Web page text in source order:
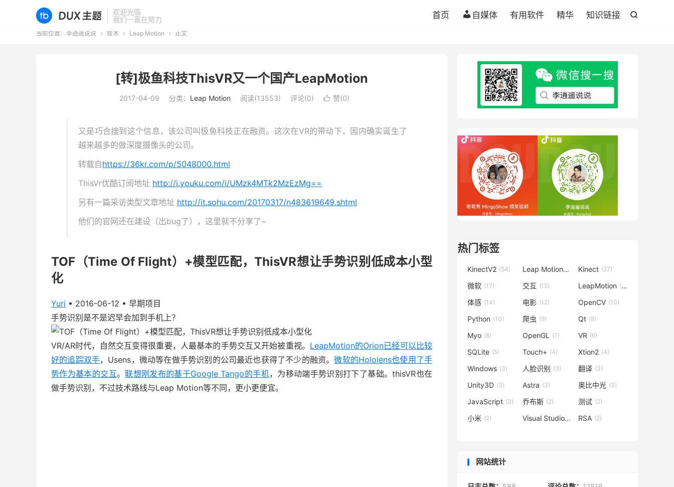
欢迎光临
我们一直在努力

首页 自媒体 有用软件 精华 知识链接
当前位置： 李逍遥说说  技术  Leap Motion  正文
[转]极鱼科技ThisVR又一个国产LeapMotion
2017-04-09 分类： Leap Motion 阅读(13553) 评论(0)  赞(0)
又是巧合搜到这个信息，该公司叫极鱼科技正在融资。这次在VR的带动下，国内确实诞生了
越来越多的做深度摄像头的公司。
转载自https://36kr.com/p/5048000.html
ThisVr优酷订阅地址 http://i.youku.com/i/UMzk4MTk2MzEzMg==
另有一篇采访类型文章地址 http://it.sohu.com/20170317/n483619649.shtml
他们的官网还在建设（出bug了），这里就不分享了~
TOF（Time Of Flight）+模型匹配，ThisVR想让手势识别低成本小型
化
Yuri • 2016-06-12 • 早期项目
手势识别是不是迟早会加到手机上？
VR/AR时代，自然交互变得很重要，人最基本的手势交互又开始被重视。 LeapMotion的Orion已经可以比较
好的追踪双手，Usens，微动等在做手势识别的公司最近也获得了不少的融资。微软的Hololens也使用了手
势作为基本的交互。联想刚发布的基于Google Tango的手机，为移动端手势识别打下了基础。thisVR也在
做手势识别，不过技术路线与Leap Motion等不同，更小更便宜。
热门标签
KinectV2 (54) Leap Motion(42) Kinect (27)
微软 (17) 交互 (15) LeapMotion (15)
体感 (14) 电影 (12) OpenCV (10)
Python (10) 爬虫 (9) Qt (8)
Myo (8) OpenGL (7) VR (6)
SQLite (5) Touch+ (4) Xtion2 (4)
Windows (3) 人脸识别 (3) 翻译 (3)
Unity3D (3) Astra (3) 奥比中光 (3)
JavaScript (3) 乔布斯 (2) 测试 (2)
小米 (2) Visual Studio(2) RSA (2)
网站统计